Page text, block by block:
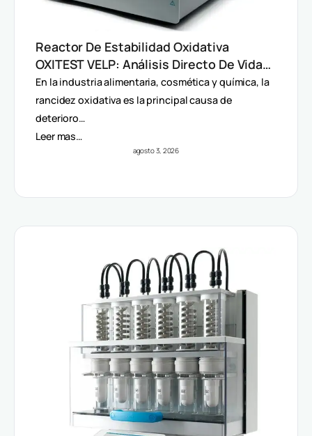
Reactor De Estabilidad Oxidativa
OXITEST VELP: Análisis Directo De Vida
Útil Sin Extracción De Grasa
En la industria alimentaria, cosmética y química, la
rancidez oxidativa es la principal causa de
deterioro…
Leer mas…
agosto 3, 2026